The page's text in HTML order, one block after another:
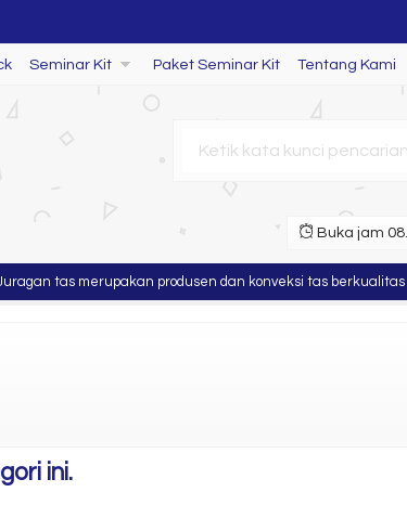
Seminar Kit Paket Seminar Kit Tentang Kami
Buka jam
tas merupakan produsen dan konveksi tas berkualitas
ini.